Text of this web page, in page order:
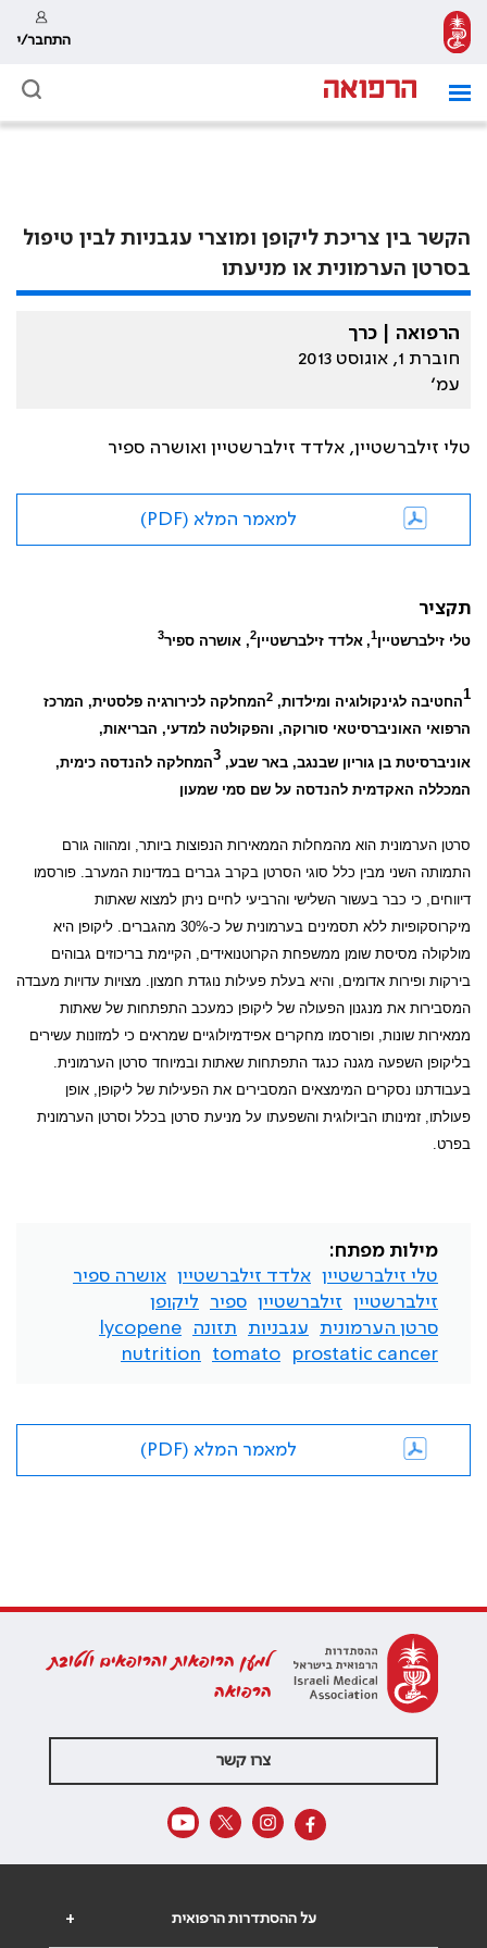
התחבר/י
הקשר בין צריכת ליקופן ומוצרי עגבניות לבין טיפול
בסרטן הערמונית או מניעתו
הרפואה | כרך
חוברת 1, אוגוסט 2013
עמ׳
טלי זילברשטיין, אלדד זילברשטיין ואושרה ספיר
למאמר המלא (PDF)
תקציר
טלי זילברשטיין1
, אלדד זילברשטיין2, אושרה ספיר3
1החטיבה לגינקולוגיה ומילדות, 2המחלקה לכירורגיה פלסטית, המרכז
הרפואי האוניברסיטאי סורוקה, והפקולטה למדעי, הבריאות,
אוניברסיטת בן גוריון שבנגב, באר שבע, 3המחלקה להנדסה כימית,
המכללה האקדמית להנדסה על שם סמי שמעון
סרטן הערמונית הוא מהמחלות הממאירות הנפוצות ביותר, ומהווה גורם
התמותה השני מבין כלל סוגי הסרטן בקרב גברים במדינות המערב. פורסמו
דיווחים, כי כבר בעשור השלישי והרביעי לחיים ניתן למצוא שאתות
מיקרוסקופיות ללא תסמינים בערמונית של כ-30% מהגברים. ליקופן היא
מולקולה מסיסת שומן ממשפחת הקרוטנואידים, הקיימת בריכוזים גבוהים
בירקות ופירות אדומים, והיא בעלת פעילות נוגדת חמצון. מצויות עדויות מעבדה
המסבירות את מנגנון הפעולה של ליקופן כמעכב התפתחות של שאתות
ממאירות שונות, ופורסמו מחקרים אפידמיולוגיים שמראים כי למזונות עשירים
בליקופן השפעה מגנה כנגד התפתחות שאתות ובמיוחד סרטן הערמונית.
בעבודתנו נסקרים המימצאים המסבירים את הפעילות של ליקופן, אופן
פעולתו, זמינותו הביולוגית והשפעתו על מניעת סרטן בכלל וסרטן הערמונית
בפרט.
מילות מפתח:
טלי זילברשטיין אלדד זילברשטיין אושרה ספיר
זילברשטיין
זילברשטיין ספיר
ליקופן
סרטן הערמונית
עגבניות תזונה
lycopene
prostatic cancer
tomato
nutrition
למאמר המלא (PDF)
למען הרופאות והרופאים ולטובת
הרפואה
צרו קשר
+ על ההסתדרות הרפואית